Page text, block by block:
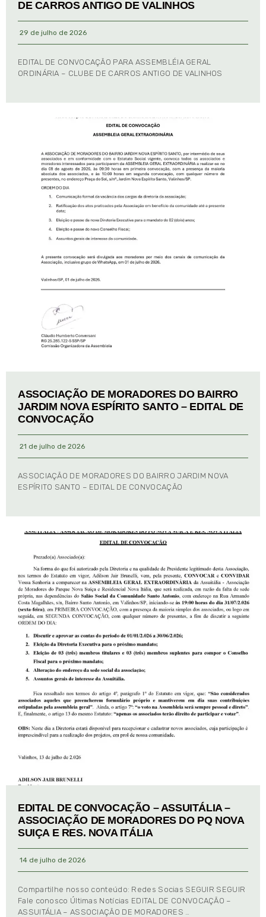
DE CARROS ANTIGO DE VALINHOS
29 de julho de 2026
EDITAL DE CONVOCAÇÃO PARA ASSEMBLÉIA GERAL
ORDINÁRIA – CLUBE DE CARROS ANTIGO DE VALINHOS
ASSOCIAÇÃO DE MORADORES DO BAIRRO
JARDIM NOVA ESPÍRITO SANTO – EDITAL DE
CONVOCAÇÃO
21 de julho de 2026
ASSOCIAÇÃO DE MORADORES DO BAIRRO JARDIM NOVA
ESPÍRITO SANTO – EDITAL DE CONVOCAÇÃO
EDITAL DE CONVOCAÇÃO – ASSUITÁLIA –
ASSOCIAÇÃO DE MORADORES DO PQ NOVA
SUIÇA E RES. NOVA ITÁLIA
14 de julho de 2026
Compartilhe nosso conteúdo: Redes Socias SEGUIR SEGUIR
Fale conosco Últimas Notícias EDITAL DE CONVOCAÇÃO –
ASSUITÁLIA – ASSOCIAÇÃO DE MORADORES …